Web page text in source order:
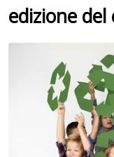
edizione del